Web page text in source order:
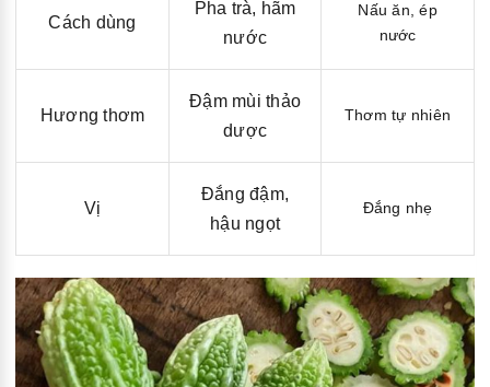
Cách dùng
Pha trà, hãm
nước
Nấu ăn, ép
nước
Hương thơm
Đậm mùi thảo
dược
Thơm tự nhiên
Vị
Đắng đậm,
hậu ngọt
Đắng nhẹ